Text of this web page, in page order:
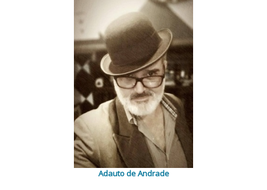
Adauto de Andrade